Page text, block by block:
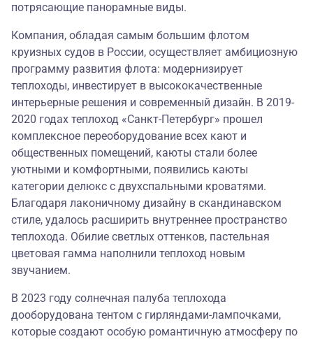
потрясающие панорамные виды.
Компания, обладая самым большим флотом
круизных судов в России, осуществляет амбициозную
программу развития флота: модернизирует
теплоходы, инвестирует в высококачественные
интерьерные решения и современный дизайн. В 2019-
2020 годах теплоход «Санкт-Петербург» прошел
комплексное переоборудование всех кают и
общественных помещений, каюты стали более
уютными и комфортными, появились каюты
категории делюкс с двухспальными кроватями.
Благодаря лаконичному дизайну в скандинавском
стиле, удалось расширить внутреннее пространство
теплохода. Обилие светлых оттенков, пастельная
цветовая гамма наполнили теплоход новым
звучанием.
В 2023 году солнечная палуба теплохода
дооборудована тентом с гирляндами-лампочками,
которые создают особую романтичную атмосферу по